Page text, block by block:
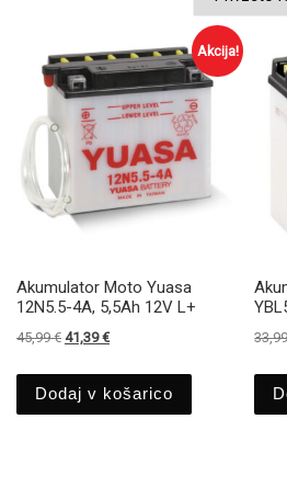
Akcija!
Akumulator Moto Yuasa
12N5.5-4A, 5,5Ah 12V L+
45,99€ Izvirna cena je bila: 45,99 €.
41,39€Trenutna cena je: 41,39 €.
Dodaj v košarico